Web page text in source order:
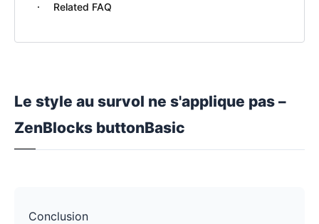
Related FAQ
Le style au survol ne s'applique pas –
ZenBlocks buttonBasic
Conclusion